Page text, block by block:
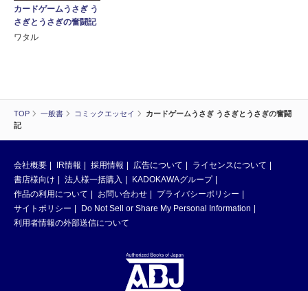
TOP 一般書 コミックエッセイ
カードゲームうさぎ うさぎとうさぎの奮闘
記
カードゲームうさぎ う
さぎとうさぎの奮闘記
ワタル
会社概要 IR情報 採用情報 広告について
ライセンスについて
書店様向け
法人様一括購入
KADOKAWAグループ
作品の利用について
お問い合わせ
プライバシーポリシー
サイトポリシー
Do Not Sell or Share My Personal Information
利用者情報の外部送信について